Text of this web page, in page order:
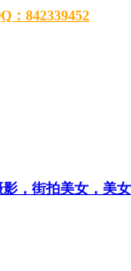
：842339452
，街拍美女，美